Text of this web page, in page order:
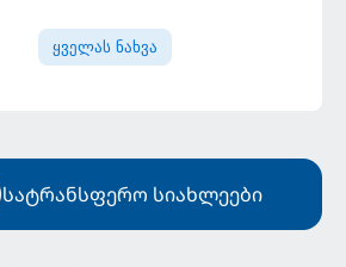
და "ბარსელონაში"
გადადის
ყველას ნახვა
სატრანსფერო სიახლეები